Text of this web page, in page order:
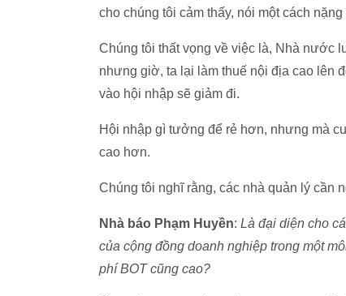
cho chúng tôi cảm thấy, nói một cách
Chúng tôi thất vọng về việc là, Nhà nước
nhưng giờ, ta lại làm thuế nội địa cao lên
vào hội nhập sẽ giảm đi.
Hội nhập gì tưởng để rẻ hơn, nhưng mà
cao hơn.
Chúng tôi nghĩ rằng, các nhà quản lý cần
Nhà báo Phạm Huyền: Là đại diện cho
của cộng đồng doanh nghiệp trong một
phí BOT cũng cao?